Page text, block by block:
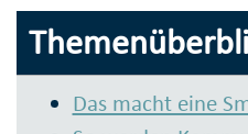
Das macht eine